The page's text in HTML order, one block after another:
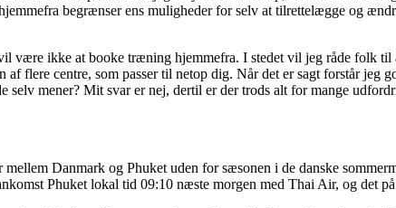
begrænser ens muligheder for selv at tilrettelægge og
være ikke at booke træning hjemmefra. I stedet vil jeg råde folk
af flere centre, som passer til netop dig. Når det er sagt forstår
selv mener? Mit svar er nej, dertil er der trods alt for mange
Danmark og Phuket uden for sæsonen i de danske
Phuket lokal tid 09:10 næste morgen med Thai Air, og det